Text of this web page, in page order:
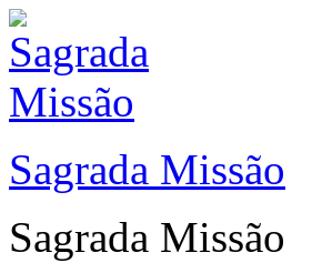
Sagrada Missão
Sagrada Missão